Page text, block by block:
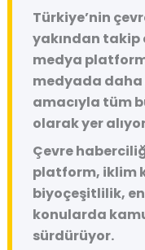
Türkiye’nin
yakından takip
medya
medyada
amacıyla tüm
olarak yer
Çevre
platform, iklim
biyoçeşitlilik,
konularda
sürdürüyor.